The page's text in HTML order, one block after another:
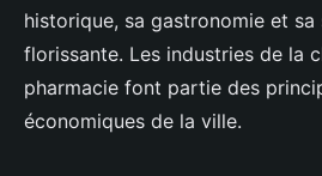
historique, sa gastronomie et sa
florissante. Les industries de la
pharmacie font partie des
économiques de la ville.